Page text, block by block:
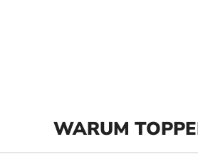
WARUM